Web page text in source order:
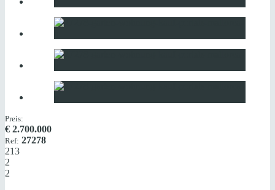
Preis:
€ 2.700.000
Ref: 27278
213
2
2